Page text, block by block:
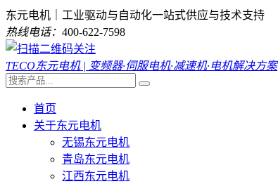
东元电机｜工业驱动与自动化一站式供应与技术支持
热线电话： 400-622-7598
TECO东元电机 | 变频器·伺服电机·减速机·电机解决方案
首页
关于东元电机
无锡东元电机
青岛东元电机
江西东元电机